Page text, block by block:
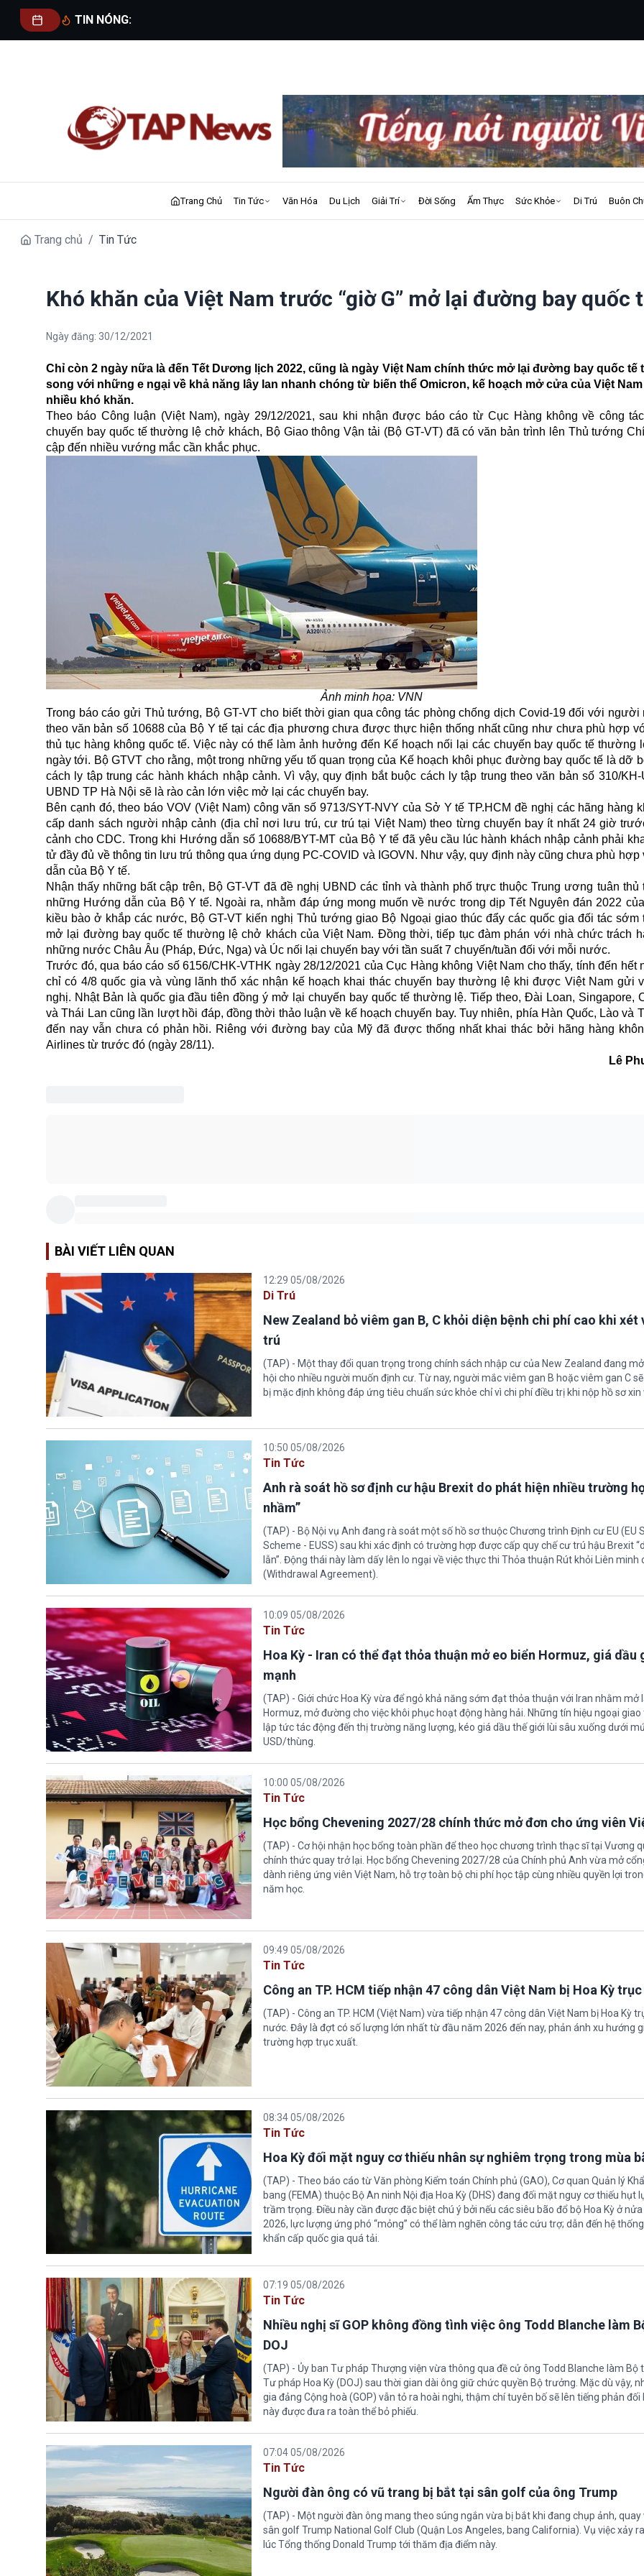
TIN NÓNG:
Trang Chủ Tin Tức Văn Hóa Du Lịch Giải Trí Đời Sống Ẩm Thực Sức Khỏe Di Trú Buôn
Trang chủ / Tin Tức
Khó khăn của Việt Nam trước “giờ G” mở lại đường bay quốc
Ngày đăng: 30/12/2021
Chỉ còn 2 ngày nữa là đến Tết Dương lịch 2022, cũng là ngày Việt Nam chính thức mở lại đường bay quốc tế
song với những e ngại về khả năng lây lan nhanh chóng từ biến thể Omicron, kế hoạch mở cửa của Việt
nhiều khó khăn.
Theo báo Công luận (Việt Nam), ngày 29/12/2021, sau khi nhận được báo cáo từ Cục Hàng không về công
chuyến bay quốc tế thường lệ chở khách, Bộ Giao thông Vận tải (Bộ GT-VT) đã có văn bản trình lên Thủ tướng
cập đến nhiều vướng mắc cần khắc phục.
Ảnh minh họa: VNN
Trong báo cáo gửi Thủ tướng, Bộ GT-VT cho biết thời gian qua công tác phòng chống dịch Covid-19 đối với người
theo văn bản số 10688 của Bộ Y tế tại các địa phương chưa được thực hiện thống nhất cũng như chưa phù hợp
thủ tục hàng không quốc tế. Việc này có thể làm ảnh hưởng đến Kế hoạch nối lại các chuyến bay quốc tế thường
ngày tới. Bộ GTVT cho rằng, một trong những yếu tố quan trọng của Kế hoạch khôi phục đường bay quốc tế là dỡ
cách ly tập trung các hành khách nhập cảnh. Vì vậy, quy định bắt buộc cách ly tập trung theo văn bản số 310/KH-
UBND TP Hà Nội sẽ là rào cản lớn việc mở lại các chuyến bay.
Bên cạnh đó, theo báo VOV (Việt Nam) công văn số 9713/SYT-NVY của Sở Y tế TP.HCM đề nghị các hãng hàng
cấp danh sách người nhập cảnh (địa chỉ nơi lưu trú, cư trú tại Việt Nam) theo từng chuyến bay ít nhất 24 giờ
cảnh cho CDC. Trong khi Hướng dẫn số 10688/BYT-MT của Bộ Y tế đã yêu cầu lúc hành khách nhập cảnh phải
tử đầy đủ về thông tin lưu trú thông qua ứng dụng PC-COVID và IGOVN. Như vậy, quy định này cũng chưa phù
dẫn của Bộ Y tế.
Nhận thấy những bất cập trên, Bộ GT-VT đã đề nghị UBND các tỉnh và thành phố trực thuộc Trung ương tuân thủ
những Hướng dẫn của Bộ Y tế. Ngoài ra, nhằm đáp ứng mong muốn về nước trong dịp Tết Nguyên đán 2022
kiều bào ở khắp các nước, Bộ GT-VT kiến nghị Thủ tướng giao Bộ Ngoại giao thúc đẩy các quốc gia đối tác sớm
mở lại đường bay quốc tế thường lệ chở khách của Việt Nam. Đồng thời, tiếp tục đàm phán với nhà chức trách
những nước Châu Âu (Pháp, Đức, Nga) và Úc nối lại chuyến bay với tần suất 7 chuyến/tuần đối với mỗi nước.
Trước đó, qua báo cáo số 6156/CHK-VTHK ngày 28/12/2021 của Cục Hàng không Việt Nam cho thấy, tính đến hết
chỉ có 4/8 quốc gia và vùng lãnh thổ xác nhận kế hoạch khai thác chuyến bay thường lệ khi được Việt Nam gửi
nghị. Nhật Bản là quốc gia đầu tiên đồng ý mở lại chuyến bay quốc tế thường lệ. Tiếp theo, Đài Loan, Singapore,
và Thái Lan cũng lần lượt hồi đáp, đồng thời thảo luận về kế hoạch chuyến bay. Tuy nhiên, phía Hàn Quốc, Lào và
đến nay vẫn chưa có phản hồi. Riêng với đường bay của Mỹ đã được thống nhất khai thác bởi hãng hàng
Airlines từ trước đó (ngày 28/11).
Lê
BÀI VIẾT LIÊN QUAN
12:29 05/08/2026
Di Trú
New Zealand bỏ viêm gan B, C khỏi diện bệnh chi phí cao khi xét
trú
(TAP) - Một thay đổi quan trọng trong chính sách nhập cư của New Zealand đang
hội cho nhiều người muốn định cư. Từ nay, người mắc viêm gan B hoặc viêm gan C
bị mặc định không đáp ứng tiêu chuẩn sức khỏe chỉ vì chi phí điều trị khi nộp hồ sơ xin
10:50 05/08/2026
Tin Tức
Anh rà soát hồ sơ định cư hậu Brexit do phát hiện nhiều trường
nhầm”
(TAP) - Bộ Nội vụ Anh đang rà soát một số hồ sơ thuộc Chương trình Định cư EU (EU
Scheme - EUSS) sau khi xác định có trường hợp được cấp quy chế cư trú hậu Brexit
lẫn”. Động thái này làm dấy lên lo ngại về việc thực thi Thỏa thuận Rút khỏi Liên minh
(Withdrawal Agreement).
10:09 05/08/2026
Tin Tức
Hoa Kỳ - Iran có thể đạt thỏa thuận mở eo biển Hormuz, giá dầu
mạnh
(TAP) - Giới chức Hoa Kỳ vừa để ngỏ khả năng sớm đạt thỏa thuận với Iran nhằm mở
Hormuz, mở đường cho việc khôi phục hoạt động hàng hải. Những tín hiệu ngoại
lập tức tác động đến thị trường năng lượng, kéo giá dầu thế giới lùi sâu xuống dưới
USD/thùng.
10:00 05/08/2026
Tin Tức
Học bổng Chevening 2027/28 chính thức mở đơn cho ứng viên
(TAP) - Cơ hội nhận học bổng toàn phần để theo học chương trình thạc sĩ tại Vương
chính thức quay trở lại. Học bổng Chevening 2027/28 của Chính phủ Anh vừa mở
dành riêng ứng viên Việt Nam, hỗ trợ toàn bộ chi phí học tập cùng nhiều quyền lợi
năm học.
09:49 05/08/2026
Tin Tức
Công an TP. HCM tiếp nhận 47 công dân Việt Nam bị Hoa Kỳ
(TAP) - Công an TP. HCM (Việt Nam) vừa tiếp nhận 47 công dân Việt Nam bị Hoa Kỳ
nước. Đây là đợt có số lượng lớn nhất từ đầu năm 2026 đến nay, phản ánh xu hướng
trường hợp trục xuất.
08:34 05/08/2026
Tin Tức
Hoa Kỳ đối mặt nguy cơ thiếu nhân sự nghiêm trọng trong mùa
(TAP) - Theo báo cáo từ Văn phòng Kiểm toán Chính phủ (GAO), Cơ quan Quản lý
bang (FEMA) thuộc Bộ An ninh Nội địa Hoa Kỳ (DHS) đang đối mặt nguy cơ thiếu hụt lực lượng
trầm trọng. Điều này cần được đặc biệt chú ý bởi nếu các siêu bão đổ bộ Hoa Kỳ ở
2026, lực lượng ứng phó “mỏng” có thể làm nghẽn công tác cứu trợ; dẫn đến hệ
khẩn cấp quốc gia quá tải.
07:19 05/08/2026
Tin Tức
Nhiều nghị sĩ GOP không đồng tình việc ông Todd Blanche làm
DOJ
(TAP) - Ủy ban Tư pháp Thượng viện vừa thông qua đề cử ông Todd Blanche làm Bộ
Tư pháp Hoa Kỳ (DOJ) sau thời gian dài ông giữ chức quyền Bộ trưởng. Mặc dù vậy,
gia đảng Cộng hoà (GOP) vẫn tỏ ra hoài nghi, thậm chí tuyên bố sẽ lên tiếng phản đối
này được đưa ra toàn thể bỏ phiếu.
07:04 05/08/2026
Tin Tức
Người đàn ông có vũ trang bị bắt tại sân golf của ông Trump
(TAP) - Một người đàn ông mang theo súng ngắn vừa bị bắt khi đang chụp ảnh, quay
sân golf Trump National Golf Club (Quận Los Angeles, bang California). Vụ việc xảy
lúc Tổng thống Donald Trump tới thăm địa điểm này.